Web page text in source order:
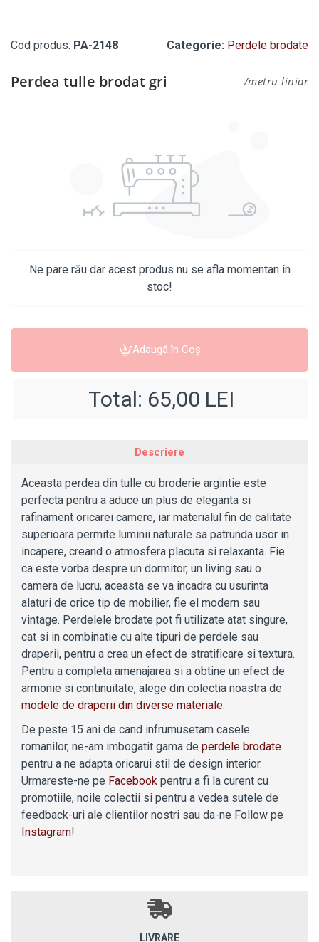
Cod produs: PA-2148 Categorie: Perdele brodate
Perdea tulle brodat gri /metru liniar
Ne pare rău dar acest produs nu se afla momentan în
stoc!
Adaugă în Coş
Total: 65,00 LEI
Descriere
Aceasta perdea din tulle cu broderie argintie este
perfecta pentru a aduce un plus de eleganta si
rafinament oricarei camere, iar materialul fin de calitate
superioara permite luminii naturale sa patrunda usor in
incapere, creand o atmosfera placuta si relaxanta. Fie
ca este vorba despre un dormitor, un living sau o
camera de lucru, aceasta se va incadra cu usurinta
alaturi de orice tip de mobilier, fie el modern sau
vintage. Perdelele brodate pot fi utilizate atat singure,
cat si in combinatie cu alte tipuri de perdele sau
draperii, pentru a crea un efect de stratificare si textura.
Pentru a completa amenajarea si a obtine un efect de
armonie si continuitate, alege din colectia noastra de
modele de draperii din diverse materiale.
De peste 15 ani de cand infrumusetam casele
romanilor, ne-am imbogatit gama de perdele brodate
pentru a ne adapta oricarui stil de design interior.
Urmareste-ne pe Facebook pentru a fi la curent cu
promotiile, noile colectii si pentru a vedea sutele de
feedback-uri ale clientilor nostri sau da-ne Follow pe
Instagram!
LIVRARE